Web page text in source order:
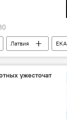
Латвия
ЕКА
ужесточат